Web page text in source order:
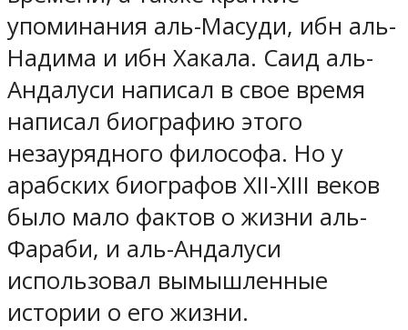
упоминания аль-Масуди, ибн аль-
Надима и ибн Хакала. Саид аль-
Андалуси написал в свое время
написал биографию этого
незаурядного философа. Но у
арабских биографов XII-XIII веков
было мало фактов о жизни аль-
Фараби, и аль-Андалуси
использовал вымышленные
истории о его жизни.